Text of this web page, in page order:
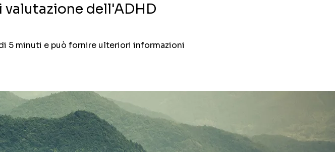
valutazione dell'ADHD
5 minuti e può fornire ulteriori informazioni